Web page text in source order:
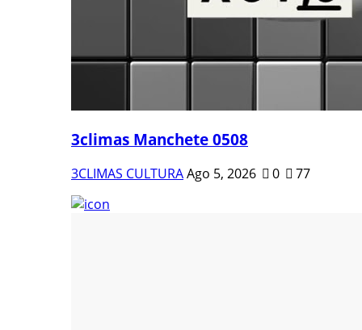
3climas Manchete 0508
3CLIMAS CULTURAAgo 5, 2026 0 77